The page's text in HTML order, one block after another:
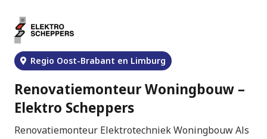
Regio Oost-Brabant en Limburg
Renovatiemonteur Woningbouw –
Elektro Scheppers
Renovatiemonteur Elektrotechniek Woningbouw Als